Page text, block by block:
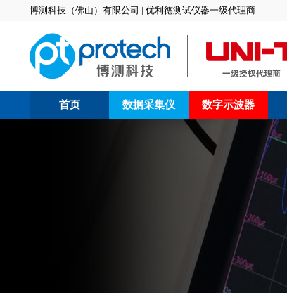
博测科技（佛山）有限公司 | 优利德测试仪器一级代理商
首页 数据采集仪 数字示波器